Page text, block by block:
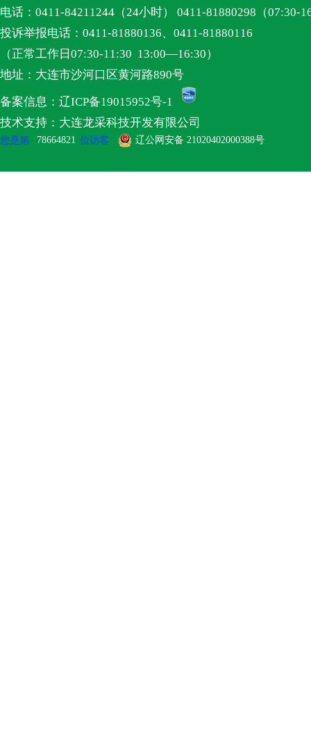
电话：0411-84211244（24小时） 0411-81880298（07:30-
投诉举报电话：0411-81880136、0411-81880116
（正常工作日07:30-11:30 13:00—16:30）
地址：大连市沙河口区黄河路890号
备案信息：辽ICP备19015952号-1
技术支持：大连龙采科技开发有限公司
您是第 78664821 位访客 辽公网安备 21020402000388号